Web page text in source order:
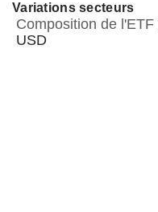
Variations secteurs
Composition de l'ETF
USD